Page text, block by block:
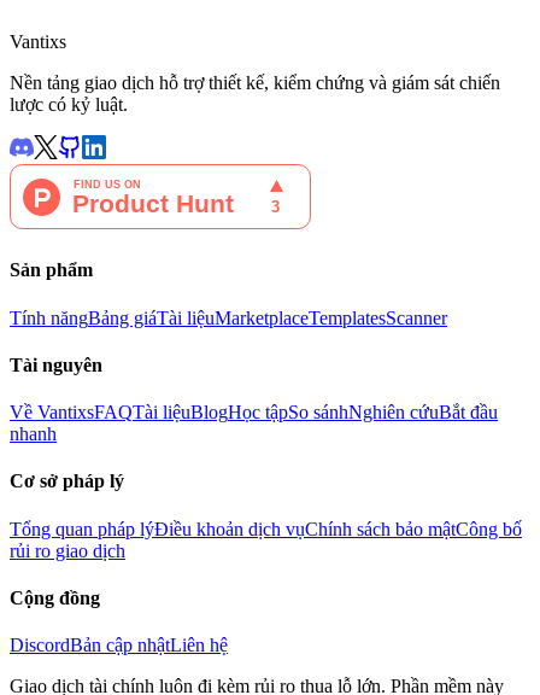
Vantixs
Nền tảng giao dịch hỗ trợ thiết kế, kiểm chứng và giám sát chiến
lược có kỷ luật.
Sản phẩm
Tính năngBảng giáTài liệuMarketplaceTemplatesScanner
Tài nguyên
Về VantixsFAQTài liệuBlogHọc tậpSo sánhNghiên cứuBắt đầu
nhanh
Cơ sở pháp lý
Tổng quan pháp lýĐiều khoản dịch vụChính sách bảo mậtCông bố
rủi ro giao dịch
Cộng đồng
DiscordBản cập nhậtLiên hệ
Giao dịch tài chính luôn đi kèm rủi ro thua lỗ lớn. Phần mềm này